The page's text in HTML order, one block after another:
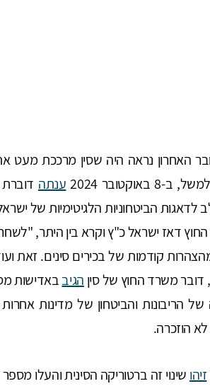
האחרון נראה היה שסין מרככת מעט
8 באוקטובר 2024
ענתה
הביטחוניות הלגיטימיות של ישראל". ב-14
דאז ישראל כ"ץ וקרא בין היתר,
דובר משרד החוץ של סין הגיבבאדישות
הריבונות והביטחון של מדינות
הוזכרה.
זיהו שינוי זה ברטוריקה הסינית והעלו